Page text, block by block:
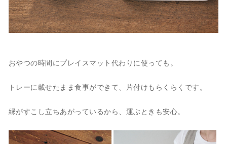
おやつの時間にプレイスマット代わりに使っても。
トレーに載せたまま食事ができて、片付けもらくらくです。
縁がすこし立ちあがっているから、運ぶときも安心。